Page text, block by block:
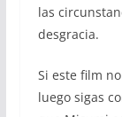
las
desgracia.
Si este film
luego sigas